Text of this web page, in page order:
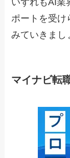
ポートを受け
みていきまし
マイナビ転